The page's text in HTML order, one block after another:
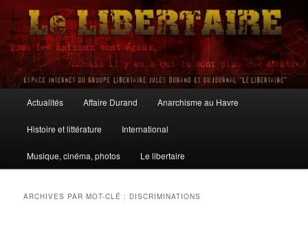
Aller
contenu
principal
Aller
contenu
secondaire
Le Libertaire
principal
Actualités Affaire Durand Anarchisme au Havre
Histoire et littérature International
Musique, cinéma, photos Le libertaire
ARCHIVES PAR MOT-CLÉ : DISCRIMINATIONS